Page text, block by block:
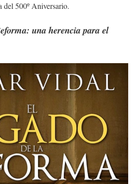
500º Aniversario.
una herencia para el